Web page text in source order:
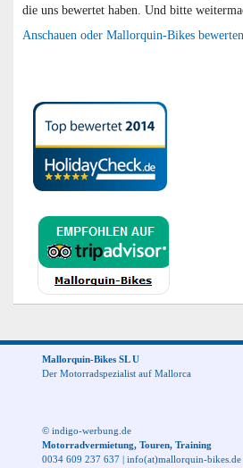
die uns bewertet haben. Und bitte
Anschauen oder Mallorquin-Bikes bewerten
Mallorquin-Bikes SL U
Der Motorradspezialist auf Mallorca
© indigo-werbung.de
Motorradvermietung, Touren, Training
0034 609 237 637
info(at)mallorquin-bikes.de